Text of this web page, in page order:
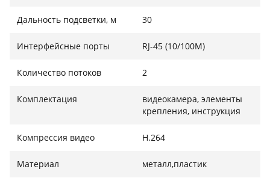
Дальность подсветки, м 30
Интерфейсные порты RJ-45 (10/100M)
Количество потоков 2
Комплектация
видеокамера, элементы
крепления, инструкция
Компрессия видео H.264
Материал металл,пластик